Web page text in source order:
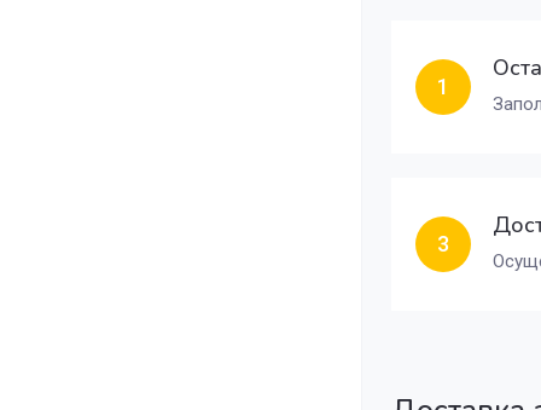
1
3